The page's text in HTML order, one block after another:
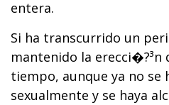
entera.
Si ha transcurrido un
mantenido la erecci�?³n
tiempo, aunque ya no se
sexualmente y se haya